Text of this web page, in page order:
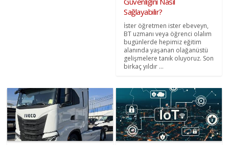
Sağlayabilir?
İster öğretmen ister ebeveyn,
BT uzmanı veya öğrenci olalım
bugünlerde hepimiz eğitim
alanında yaşanan olağanüstü
gelişmelere tanık oluyoruz. Son
birkaç yıldır ...